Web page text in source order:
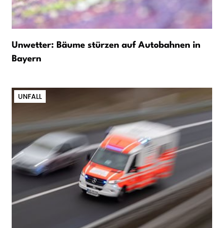
Unwetter: Bäume stürzen auf Autobahnen in
Bayern
UNFALL